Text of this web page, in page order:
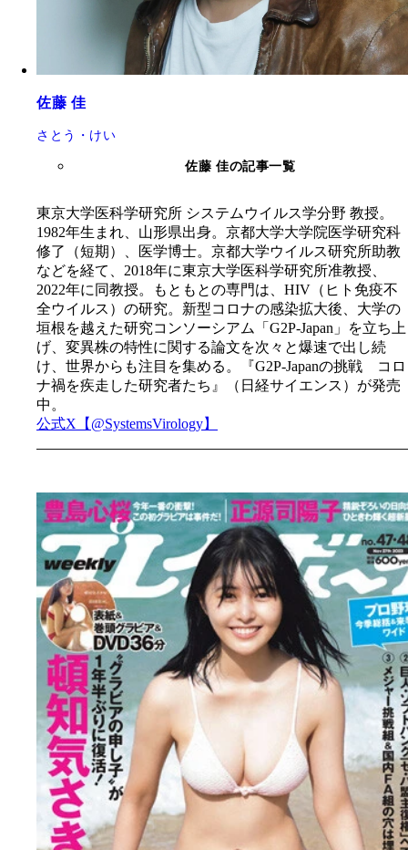
佐藤 佳
さとう・けい
佐藤 佳の記事一覧
東京大学医科学研究所 システムウイルス学分野 教授。
1982年生まれ、山形県出身。京都大学大学院医学研究科
修了（短期）、医学博士。京都大学ウイルス研究所助教
などを経て、2018年に東京大学医科学研究所准教授、
2022年に同教授。もともとの専門は、HIV（ヒト免疫不
全ウイルス）の研究。新型コロナの感染拡大後、大学の
垣根を越えた研究コンソーシアム「G2P-Japan」を立ち上
げ、変異株の特性に関する論文を次々と爆速で出し続
け、世界からも注目を集める。『G2P-Japanの挑戦 コロ
ナ禍を疾走した研究者たち』（日経サイエンス）が発売
中。
公式X【@SystemsVirology】